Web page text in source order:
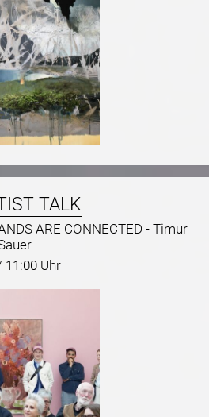
TALK
ARE CONNECTED - Timur
11:00 Uhr